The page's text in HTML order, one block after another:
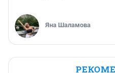
Яна Шаламова